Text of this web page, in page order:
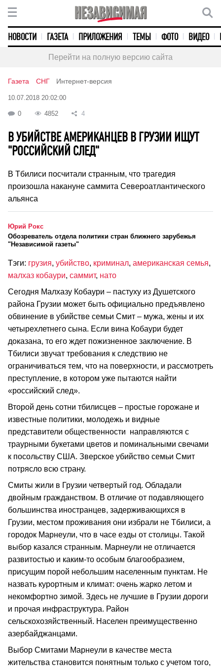
НОВОСТИ ГАЗЕТА ПРИЛОЖЕНИЯ ТЕМЫ ФОТО ВИДЕО
Перейти на полную версию сайта
Газета СНГ Интернет-версия
10.07.2018 20:02:00
0 4852 4
В УБИЙСТВЕ АМЕРИКАНЦЕВ В ГРУЗИИ ИЩУТ
"РОССИЙСКИЙ СЛЕД"
В Тбилиси посчитали странным, что трагедия
произошла накануне саммита Североатлантического
альянса
Юрий Рокс
Обозреватель отдела политики стран ближнего зарубежья
"Независимой газеты"
Тэги: грузия, убийство, криминал, американская семья,
малхаз кобаури, саммит, нато
Сегодня Малхазу Кобаури – пастуху из Душетского
района Грузии может быть официально предъявлено
обвинение в убийстве семьи Смит – мужа, жены и их
четырехлетнего сына. Если вина Кобаури будет
доказана, то его ждет пожизненное заключение. В
Тбилиси звучат требования к следствию не
ограничиваться тем, что на поверхности, и рассмотреть
преступление, в котором уже пытаются найти
«российский след».
Второй день сотни тбилисцев – простые горожане и
известные политики, молодежь и видные
представители общественности направляются с
траурными букетами цветов и поминальными свечами
к посольству США. Зверское убийство семьи Смит
потрясло всю страну.
Смиты жили в Грузии четвертый год. Обладали
двойным гражданством. В отличие от подавляющего
большинства иностранцев, задерживающихся в
Грузии, местом проживания они избрали не Тбилиси, а
городок Марнеули, что в часе езды от столицы. Такой
выбор казался странным. Марнеули не отличается
развитостью и каким-то особым благообразием,
присущим порой небольшим населенным пунктам. Не
назвать курортным и климат: очень жарко летом и
некомфортно зимой. Здесь не лучшие в Грузии дороги
и прочая инфраструктура. Район
сельскохозяйственный. Населен преимущественно
азербайджанцами.
Выбор Смитами Марнеули в качестве места
жительства становится понятным только с учетом того,